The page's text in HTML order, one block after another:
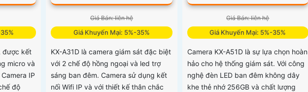
được kết
micro và
IP
độ
Giá Bán: liên hệ
Giá Khuyến Mại: 5%-35%
KX-A31D là camera giám sát đặc biệt
với 2 chế độ hồng ngoại và led trợ
sáng ban đêm. Camera sử dụng kết
nối Wifi IP và với thiết kế thân chắc
Giá Bán: liên hệ
Giá Khuyến Mại: 5%-35%
Camera KX-A51D là sự lựa chọn hoàn
hảo cho hệ thống giám sát. Với công
nghệ đèn LED ban đêm không dây
khe thẻ nhớ 256GB và chất lượng